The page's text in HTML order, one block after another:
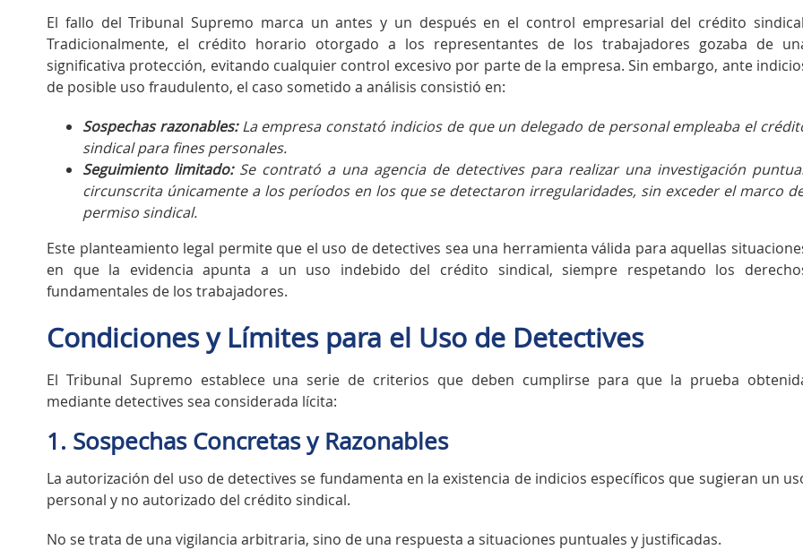
El fallo del Tribunal Supremo marca un antes y un después en el control empresarial del crédito
Tradicionalmente, el crédito horario otorgado a los representantes de los trabajadores gozaba de
significativa protección, evitando cualquier control excesivo por parte de la empresa. Sin embargo, ante
de posible uso fraudulento, el caso sometido a análisis consistió en:
Sospechas razonables:La empresa constató indicios de que un delegado de personal empleaba el
sindical para fines personales.
Seguimiento limitado:Se contrató a una agencia de detectives para realizar una investigación
circunscrita únicamente a los períodos en los que se detectaron irregularidades, sin exceder el marco
permiso sindical.
Este planteamiento legal permite que el uso de detectives sea una herramienta válida para aquellas
en que la evidencia apunta a un uso indebido del crédito sindical, siempre respetando los
fundamentales de los trabajadores.
Condiciones y Límites para el Uso de Detectives
El Tribunal Supremo establece una serie de criterios que deben cumplirse para que la prueba
mediante detectives sea considerada lícita:
1. Sospechas Concretas y Razonables
La autorización del uso de detectives se fundamenta en la existencia de indicios específicos que sugieran un
personal y no autorizado del crédito sindical.
No se trata de una vigilancia arbitraria, sino de una respuesta a situaciones puntuales y justificadas.